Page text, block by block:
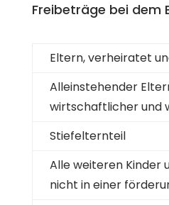
Freibeträge bei dem
Eltern, verheiratet
Alleinstehender
wirtschaftlicher und
Stiefelternteil
Alle weiteren Kinder
nicht in einer